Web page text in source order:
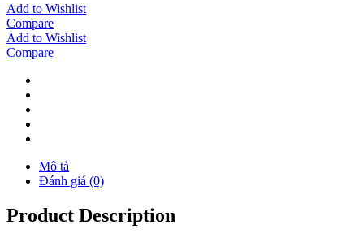
Add to Wishlist
Compare
Add to Wishlist
Compare
Mô tả
Đánh giá (0)
Product Description